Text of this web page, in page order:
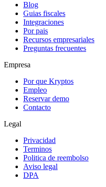
Blog
Guias fiscales
Integraciones
Por pais
Recursos empresariales
Preguntas frecuentes
Empresa
Por que Kryptos
Empleo
Reservar demo
Contacto
Legal
Privacidad
Terminos
Politica de reembolso
Aviso legal
DPA